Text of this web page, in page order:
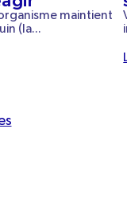
maintient
(la...